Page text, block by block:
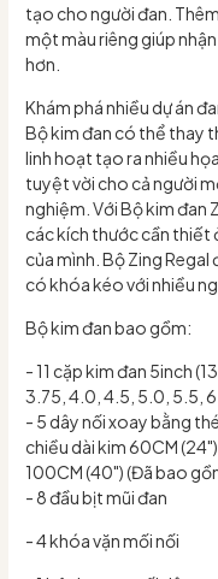
tạo cho người đan.
một màu riêng giúp
hơn.
Khám phá nhiều dự án
Bộ kim đan có thể thay
linh hoạt tạo ra nhiều
tuyệt vời cho cả người
nghiệm. Với Bộ kim đan
các kích thước cần thiết
của mình. Bộ Zing
có khóa kéo với nhiều
Bộ kim đan bao gồm:
- 11 cặp kim đan 5inch
3.75, 4.0, 4.5, 5.0, 5.5,
- 5 dây nối xoay bằng
chiều dài kim 60CM
100CM (40") (Đã bao
- 8 đầu bịt mũi đan
- 4 khóa vặn mối nối